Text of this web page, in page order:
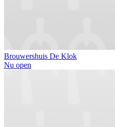
Brouwershuis De Klok
Nu open